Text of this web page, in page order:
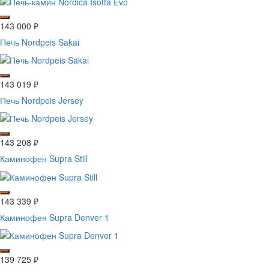
143 000 ₽
Печь Nordpeis Sakai
143 019 ₽
Печь Nordpeis Jersey
143 208 ₽
Каминофен Supra Still
143 339 ₽
Каминофен Supra Denver 1
139 725 ₽